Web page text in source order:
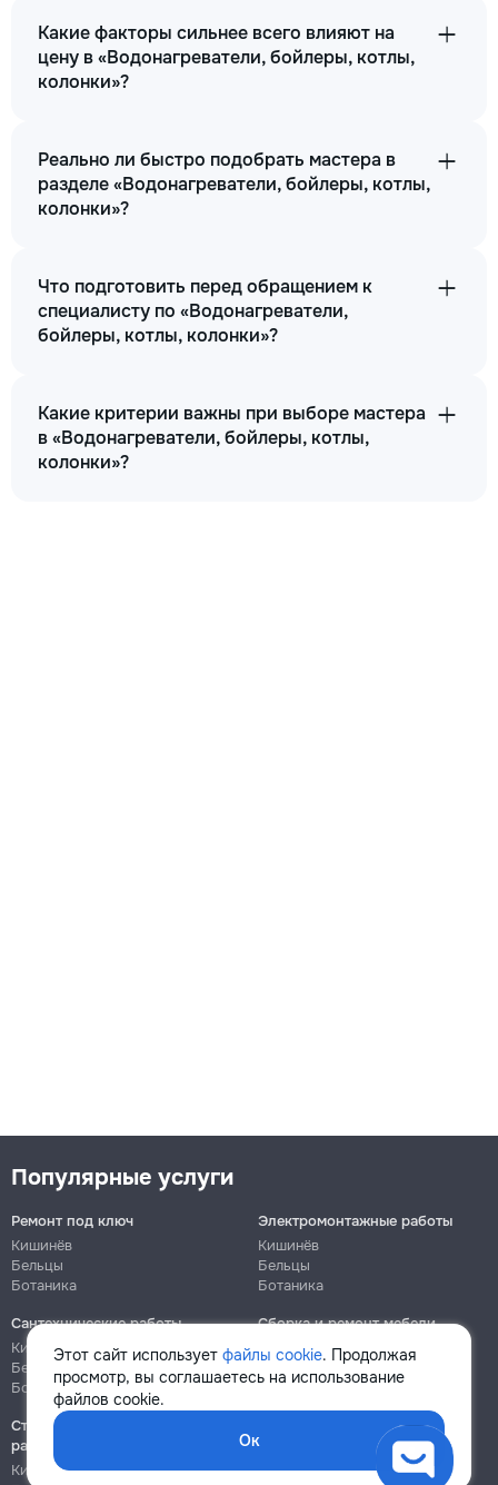
Какие факторы сильнее всего влияют на
цену в «Водонагреватели, бойлеры, котлы,
колонки»?
Реально ли быстро подобрать мастера в
разделе «Водонагреватели, бойлеры, котлы,
колонки»?
Что подготовить перед обращением к
специалисту по «Водонагреватели,
бойлеры, котлы, колонки»?
Какие критерии важны при выборе мастера
в «Водонагреватели, бойлеры, котлы,
колонки»?
Этот сайт использует файлы cookie. Продолжая
просмотр, вы соглашаетесь на использование
файлов cookie.
Ок
Популярные услуги
Ремонт под ключ
Кишинёв
Бельцы
Ботаника
Электромонтажные работы
Кишинёв
Бельцы
Ботаника
Сантехнические работы
Кишинёв
Бельцы
Ботаника
Сборка и ремонт мебели
Кишинёв
Ботаника
Строительно-монтажные
работы
Кишинёв